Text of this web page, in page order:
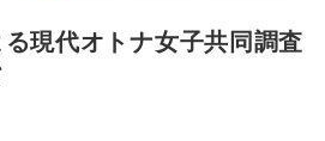
現代オトナ女子共同調査